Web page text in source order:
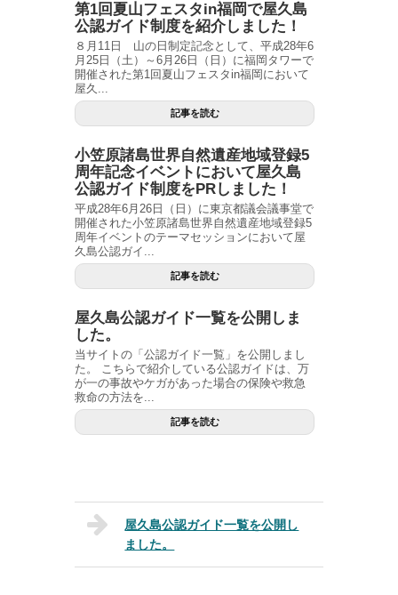
第1回夏山フェスタin福岡で屋久島
公認ガイド制度を紹介しました！
８月11日 山の日制定記念として、平成28年6
月25日（土）～6月26日（日）に福岡タワーで
開催された第1回夏山フェスタin福岡において
屋久...
記事を読む
小笠原諸島世界自然遺産地域登録5
周年記念イベントにおいて屋久島
公認ガイド制度をPRしました！
平成28年6月26日（日）に東京都議会議事堂で
開催された小笠原諸島世界自然遺産地域登録5
周年イベントのテーマセッションにおいて屋
久島公認ガイ...
記事を読む
屋久島公認ガイド一覧を公開しま
した。
当サイトの「公認ガイド一覧」を公開しまし
た。 こちらで紹介している公認ガイドは、万
が一の事故やケガがあった場合の保険や救急
救命の方法を...
記事を読む
屋久島公認ガイド一覧を公開し
ました。